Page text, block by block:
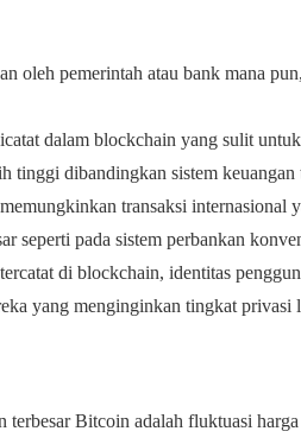
oleh pemerintah atau bank mana
dalam blockchain yang sulit
tinggi dibandingkan sistem keuangan
transaksi internasional
seperti pada sistem perbankan
di blockchain, identitas
yang menginginkan tingkat privasi
terbesar Bitcoin adalah fluktuasi